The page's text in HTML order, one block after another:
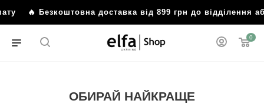
🔥 Безкоштовна доставка від 899 грн до відділення або
0
ОБИРАЙ НАЙКРАЩЕ